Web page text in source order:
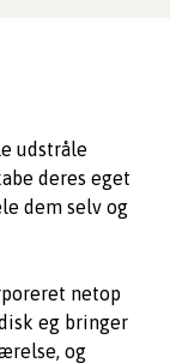
udstråle
deres eget
dem selv og
netop
eg bringer
og